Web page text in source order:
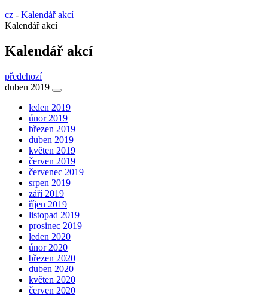
cz - Kalendář akcí
Kalendář akcí
Kalendář akcí
předchozí
duben 2019
leden 2019
únor 2019
březen 2019
duben 2019
květen 2019
červen 2019
červenec 2019
srpen 2019
září 2019
říjen 2019
listopad 2019
prosinec 2019
leden 2020
únor 2020
březen 2020
duben 2020
květen 2020
červen 2020